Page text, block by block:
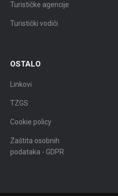
Turističke agencije
Turistički vodiči
OSTALO
Linkovi
TZGS
Cookie policy
Zaštita osobnih
podataka - GDPR